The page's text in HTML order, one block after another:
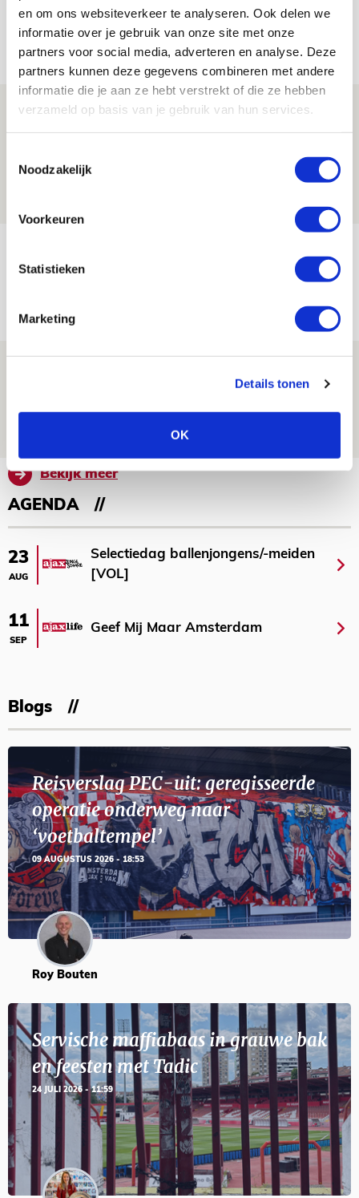
en om ons websiteverkeer te analyseren. Ook delen we
informatie over je gebruik van onze site met onze
partners voor social media, adverteren en analyse. Deze
partners kunnen deze gegevens combineren met andere
informatie die je aan ze hebt verstrekt of die ze hebben
verzameld op basis van je gebruik van hun services.
Noodzakelijk
Voorkeuren
Statistieken
Marketing
Details tonen
OK
Net binnen //
Reisverslag PEC-uit: geregisseerde
operatie onderweg naar
Brandt heeft veel vertrouwen in Ajax
dat steeds beter wordt
NIEUWS
09 AUGUSTUS 2026 - 18:14
Bekijk meer
AGENDA
23
AUG
Selectiedag ballenjongens/-meiden
[VOL]
11
SEP
Geef Mij Maar Amsterdam
Blogs
Reisverslag PEC-uit: geregisseerde
operatie onderweg naar
‘voetbaltempel’
09 AUGUSTUS 2026 - 18:53
Roy Bouten
Servische maffiabaas in grauwe bak
en feesten met Tadic
24 JULI 2026 - 11:59